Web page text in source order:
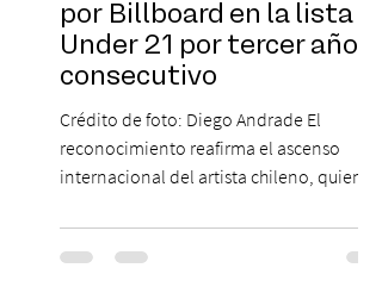
por Billboard en la lista 21
Under 21 por tercer año
consecutivo
Crédito de foto: Diego Andrade El
reconocimiento reafirma el ascenso
internacional del artista chileno, quien
en la escena global. MIAMI, FL (3 de agosto
de 2026) — FloyyMenor ha sido